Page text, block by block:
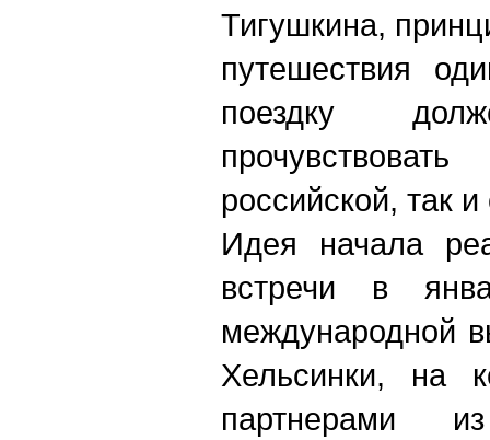
Тигушкина,
путешествия
поездку
российской, так
Идея начала
встречи в
международной
Хельсинки, на
партнерами